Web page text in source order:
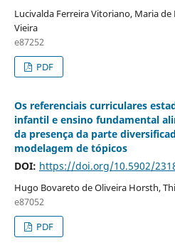
Lucivalda Ferreira Vitoriano, Maria de
Vieira
e87252
PDF
Os referenciais curriculares
infantil e ensino fundamental
da presença da parte
modelagem de tópicos
DOI: https://doi.org/10.5902/
Hugo Bovareto de Oliveira Horsth,
e87052
PDF